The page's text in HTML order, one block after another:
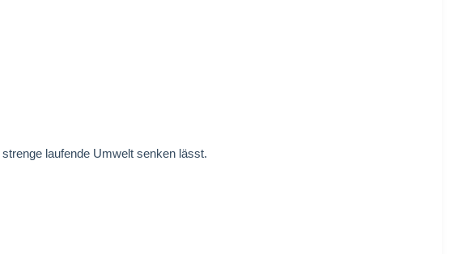
laufende Umwelt senken lässt.